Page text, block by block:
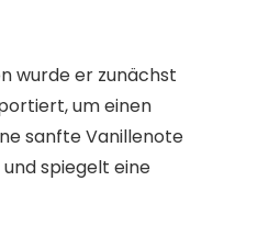
wurde er zunächst
um einen
sanfte Vanillenote
spiegelt eine